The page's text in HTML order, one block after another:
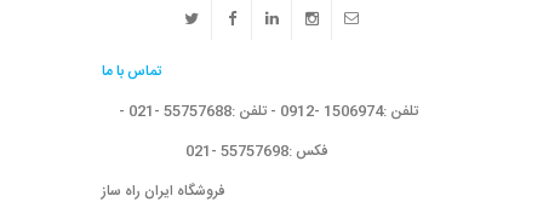
تماس با ما
تلفن :1506974 -0912 - تلفن :55757688 -021 -
فکس :55757698 -021
فروشگاه ایران راه ساز